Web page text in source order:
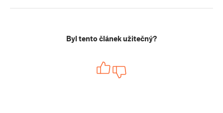
Byl tento článek užitečný?